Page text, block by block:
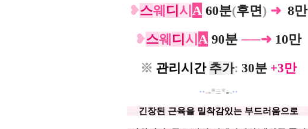
❥스웨 디 시 A 60분(후면) ➜ 8만
❥스웨 디 시 A 90분 ──➜ 10만
※ 관리 시간 추가: 30분 +3만
··--*≡*--··
긴장된 근육을 밀착감있는 부드러움으로.ㅡ